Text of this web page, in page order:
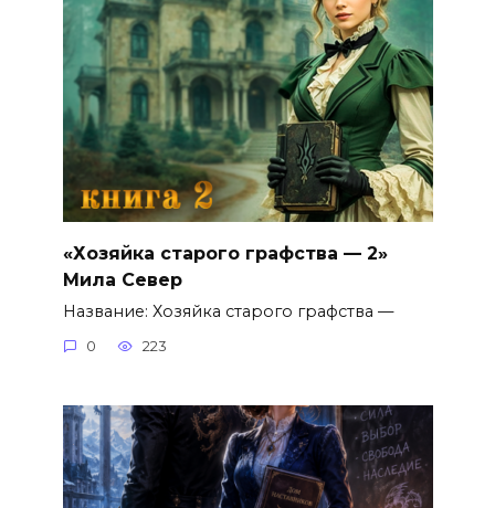
«Хозяйка старого графства — 2»
Мила Север
Название: Хозяйка старого графства —
0 223